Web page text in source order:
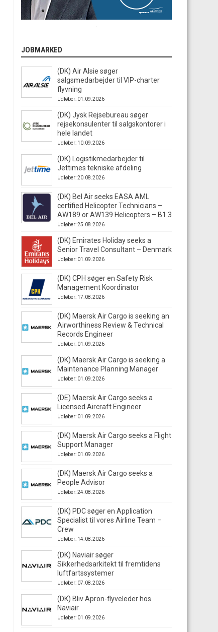
JOBMARKED
(DK) Air Alsie søger
salgsmedarbejder til VIP-charter
flyvning
Udløber: 01.09.2026
(DK) Jysk Rejsebureau søger
rejsekonsulenter til salgskontorer i
hele landet
Udløber: 10.09.2026
(DK) Logistikmedarbejder til
Jettimes tekniske afdeling
Udløber: 20.08.2026
(DK) Bel Air seeks EASA AML
certified Helicopter Technicians –
AW189 or AW139 Helicopters – B1.3
Udløber: 25.08.2026
(DK) Emirates Holiday seeks a
Senior Travel Consultant – Denmark
Udløber: 01.09.2026
(DK) CPH søger en Safety Risk
Management Koordinator
Udløber: 17.08.2026
(DK) Maersk Air Cargo is seeking an
Airworthiness Review & Technical
Records Engineer
Udløber: 01.09.2026
(DK) Maersk Air Cargo is seeking a
Maintenance Planning Manager
Udløber: 01.09.2026
(DE) Maersk Air Cargo seeks a
Licensed Aircraft Engineer
Udløber: 01.09.2026
(DK) Maersk Air Cargo seeks a Flight
Support Manager
Udløber: 01.09.2026
(DK) Maersk Air Cargo seeks a
People Advisor
Udløber: 24.08.2026
(DK) PDC søger en Application
Specialist til vores Airline Team –
Crew
Udløber: 14.08.2026
(DK) Naviair søger
Sikkerhedsarkitekt til fremtidens
luftfartssystemer
Udløber: 07.08.2026
(DK) Bliv Apron-flyveleder hos
Naviair
Udløber: 01.09.2026